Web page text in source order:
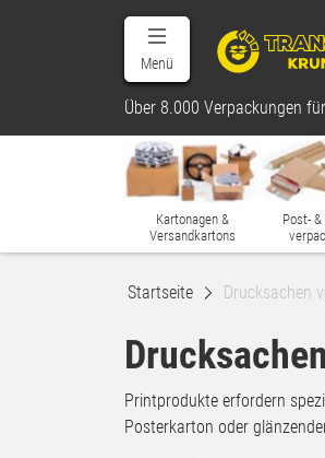
Menü
Über 8.000 Verpackungen
Kartonagen &
Versandkartons
Post- &
Startseite Drucksachen
Printprodukte erfordern
Posterkarton oder